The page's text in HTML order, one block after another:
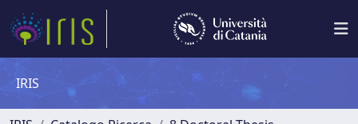
IRIS